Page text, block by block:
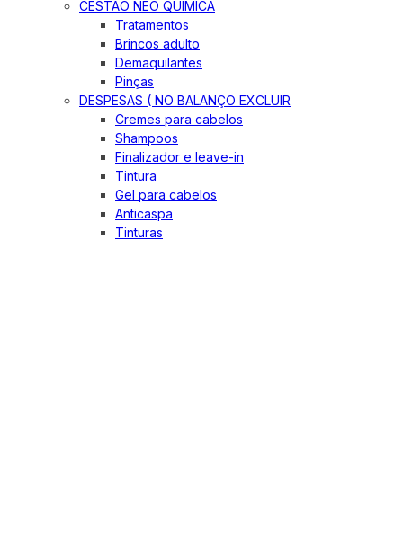
CESTÃO NEO QUIMICA
Tratamentos
Brincos adulto
Demaquilantes
Pinças
DESPESAS ( NO BALANÇO EXCLUIR
Cremes para cabelos
Shampoos
Finalizador e leave-in
Tintura
Gel para cabelos
Anticaspa
Tinturas